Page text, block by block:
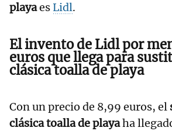
playaesLidl.
El invento de Lidl por
euros que llega para
clásica toalla de playa
Con un precio de 8,99 euros, el
clásica toalla de playaha